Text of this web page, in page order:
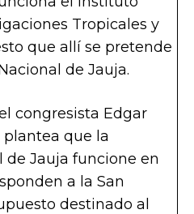
Tropicales y
que allí se pretende
de Jauja.
congresista Edgar
que la
de Jauja funcione en
a la San
destinado al